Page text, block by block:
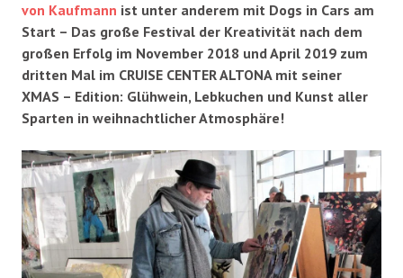
von Kaufmann ist unter anderem mit Dogs in Cars am
Start – Das große Festival der Kreativität nach dem
großen Erfolg im November 2018 und April 2019 zum
dritten Mal im CRUISE CENTER ALTONA mit seiner
XMAS – Edition: Glühwein, Lebkuchen und Kunst aller
Sparten in weihnachtlicher Atmosphäre!